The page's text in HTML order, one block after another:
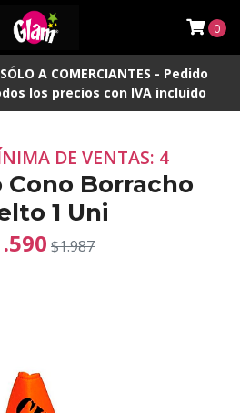
A COMERCIANTES - Pedido
los precios con IVA incluido
0
DE VENTAS: 4
Borracho
1 Uni
$1.987